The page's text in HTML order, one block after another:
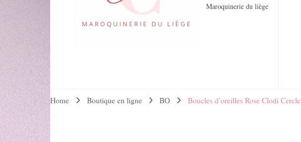
Maroquinerie du liège
Home Boutique en ligne BO Boucles d’oreilles Rose Clodi Cercle